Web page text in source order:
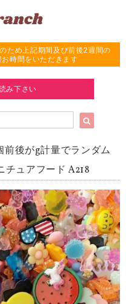
ため上記期間及び前後2週間の
時間をいただきます
み下さい
後がg計量でランダム
チュアフード A218